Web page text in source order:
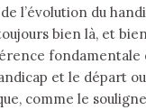
l’évolution du
bien là, et
fondamentale
et le départ ou
comme le